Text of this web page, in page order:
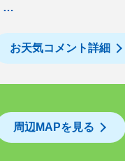
…
お天気コメント詳細
周辺MAPを見る